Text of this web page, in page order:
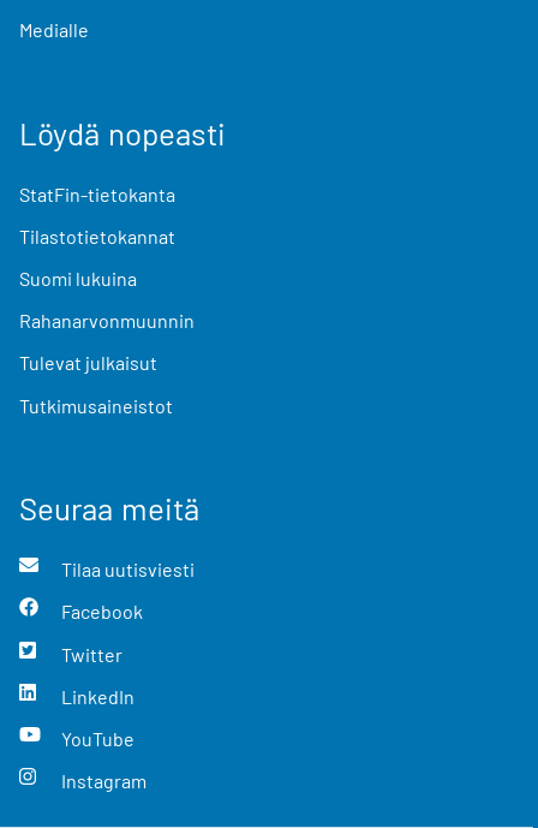
Medialle
Löydä nopeasti
StatFin-tietokanta
Tilastotietokannat
Suomi lukuina
Rahanarvonmuunnin
Tulevat julkaisut
Tutkimusaineistot
Seuraa meitä
Tilaa uutisviesti
Facebook
Twitter
LinkedIn
YouTube
Instagram